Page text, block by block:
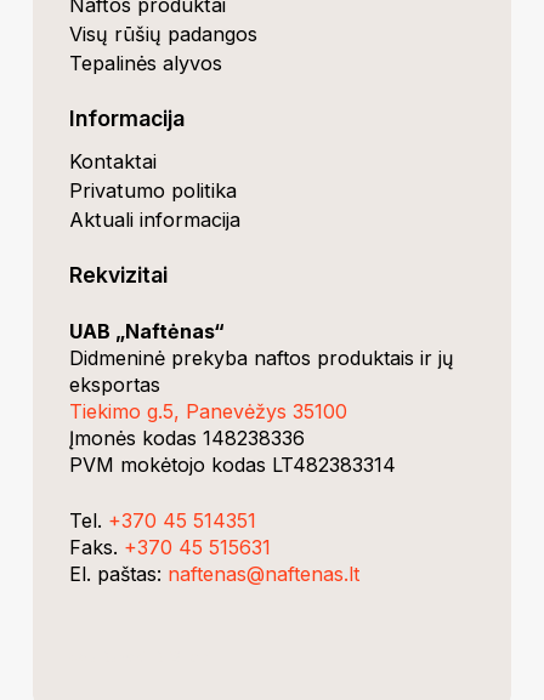
Naftos produktai
Visų rūšių padangos
Tepalinės alyvos
Informacija
Kontaktai
Privatumo politika
Aktuali informacija
Rekvizitai
UAB „Naftėnas“
Didmeninė prekyba naftos produktais ir jų
eksportas
Tiekimo g.5, Panevėžys 35100
Įmonės kodas 148238336
PVM mokėtojo kodas LT482383314
Tel. +370 45 514351
Faks. +370 45 515631
El. paštas: naftenas@naftenas.lt